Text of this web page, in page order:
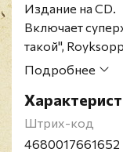
Издание на CD.
Включает
такой",
другие.
Подробнее
Штрих-код
4680017661652